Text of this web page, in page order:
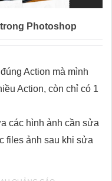
Photoshop
Action mà mình
Action, còn chỉ có 1
các hình ảnh cần sửa
files ảnh sau khi sửa